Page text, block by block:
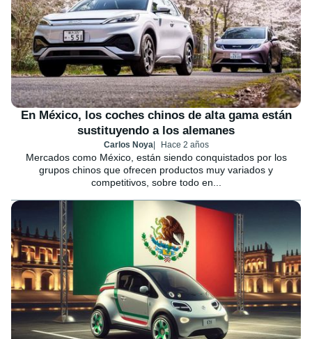
En México, los coches chinos de alta gama están
sustituyendo a los alemanes
Carlos Noya Hace 2 años
Mercados como México, están siendo conquistados por los
grupos chinos que ofrecen productos muy variados y
competitivos, sobre todo en...